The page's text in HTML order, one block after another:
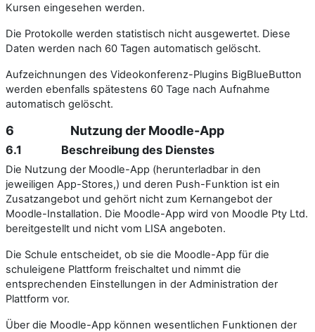
Kursen eingesehen werden.
Die Protokolle werden statistisch nicht ausgewertet. Diese
Daten werden nach 60 Tagen automatisch gelöscht.
Aufzeichnungen des Videokonferenz-Plugins BigBlueButton
werden ebenfalls spätestens 60 Tage nach Aufnahme
automatisch gelöscht.
6 Nutzung der Moodle-App
6.1 Beschreibung des Dienstes
Die Nutzung der Moodle-App (herunterladbar in den
jeweiligen App-Stores,) und deren Push-Funktion ist ein
Zusatzangebot und gehört nicht zum Kernangebot der
Moodle-Installation. Die Moodle-App wird von Moodle Pty Ltd.
bereitgestellt und nicht vom LISA angeboten.
Die Schule entscheidet, ob sie die Moodle-App für die
schuleigene Plattform freischaltet und nimmt die
entsprechenden Einstellungen in der Administration der
Plattform vor.
Über die Moodle-App können wesentlichen Funktionen der